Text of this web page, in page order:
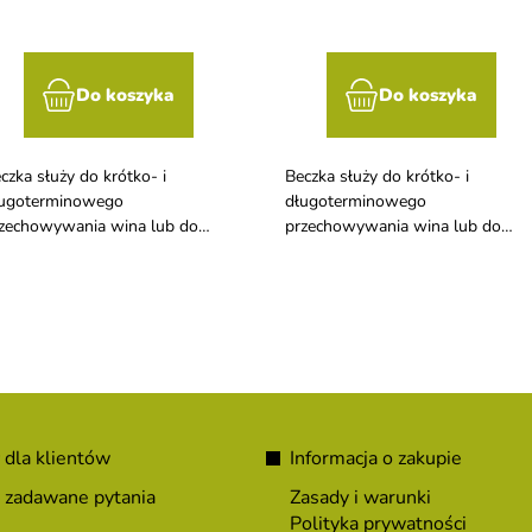
Do koszyka
służy do krótko- i
wina lub do
Do koszyka
Beczka służy do krótko- i
długoterminowego
przechowywania wina lub do
dla klientów
pytania
Informacja o zakupie
Zasady i warunki
Polityka prywatności